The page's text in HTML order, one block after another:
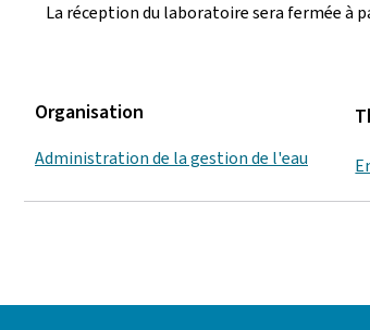
La réception du laboratoire sera fermée à
Organisation
Administration de la gestion de l'eau